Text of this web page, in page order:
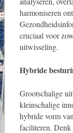
harmoniseren
cruciaal voor
uitwisseling.
Hybride
Grootschalige
kleinschalige
hybride vorm
faciliteren. Denk